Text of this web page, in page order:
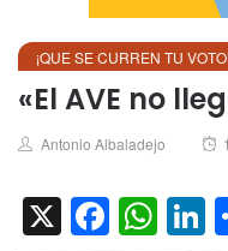
¡QUE SE CURREN TU
«El AVE no
Author
Antonio Albaladejo
X